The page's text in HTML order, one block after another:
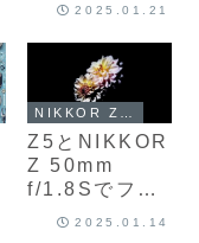
2025.01.21
Z5とNIKKOR
Z 50mm
f/1.8Sでフォ
トウォーク
2025.01.14